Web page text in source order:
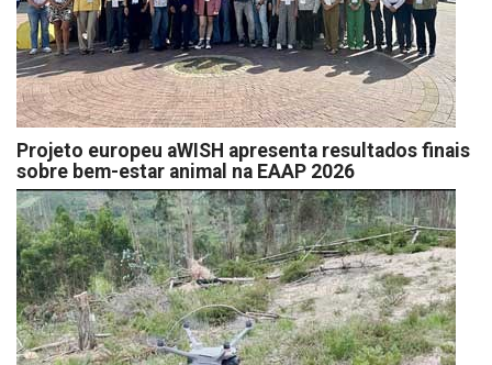
Projeto europeu aWISH apresenta resultados finais
sobre bem-estar animal na EAAP 2026